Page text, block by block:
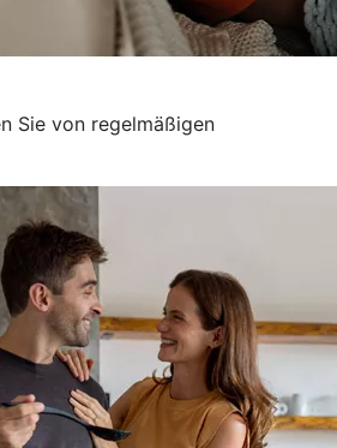
Sie von regelmäßigen